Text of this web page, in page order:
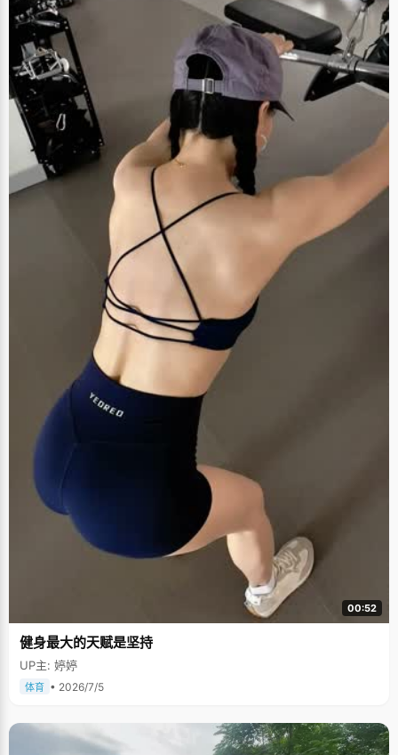
00:52
健身最大的天赋是坚持
UP主: 婷婷
体育 • 2026/7/5